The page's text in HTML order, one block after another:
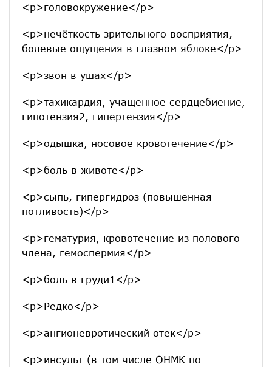
<p>головокружение</p>
<p>нечёткость зрительного восприятия,
болевые ощущения в глазном яблоке</p>
<p>звон в ушах</p>
<p>тахикардия, учащенное сердцебиение,
гипотензия2, гипертензия</p>
<p>одышка, носовое кровотечение</p>
<p>боль в животе</p>
<p>сыпь, гипергидроз (повышенная
потливость)</p>
<p>гематурия, кровотечение из полового
члена, гемоспермия</p>
<p>боль в груди1</p>
<p>Редко</p>
<p>ангионевротический отек</p>
<p>инсульт (в том числе ОНМК по